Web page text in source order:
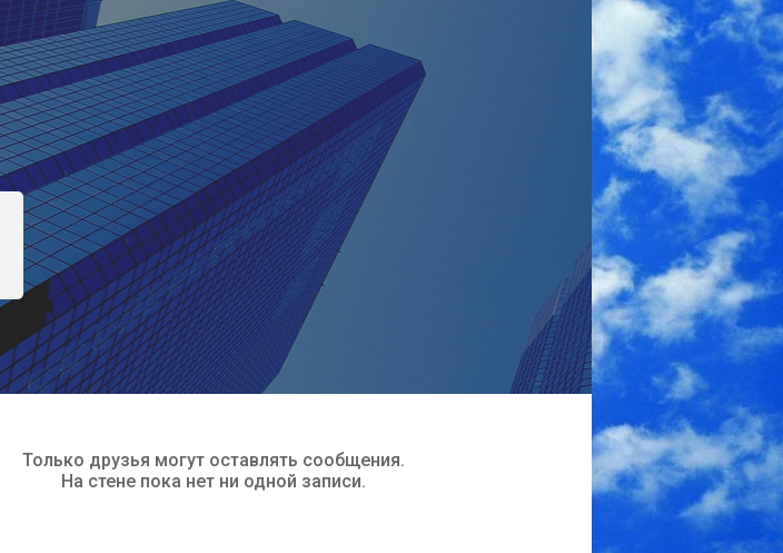
Только друзья могут оставлять сообщения.
На стене пока нет ни одной записи.